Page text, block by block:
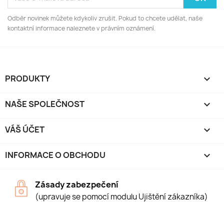
Odběr novinek můžete kdykoliv zrušit. Pokud to chcete udělat, naše
kontaktní informace naleznete v právním oznámení.
PRODUKTY 
NAŠE SPOLEČNOST 
VÁŠ ÚČET 
INFORMACE O OBCHODU keyboard_arrow_down
Zásady zabezpečení
(upravuje se pomocí modulu Ujištění zákazníka)